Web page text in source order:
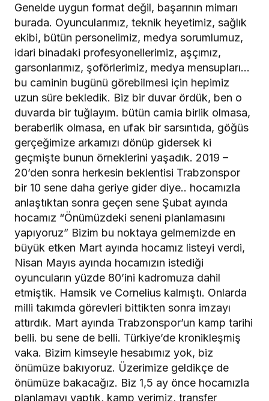
Genelde uygun format değil, başarının mimarı
burada. Oyuncularımız, teknik heyetimiz, sağlık
ekibi, bütün personelimiz, medya sorumlumuz,
idari binadaki profesyonellerimiz, aşçımız,
garsonlarımız, şoförlerimiz, medya mensupları…
bu caminin bugünü görebilmesi için hepimiz
uzun süre bekledik. Biz bir duvar ördük, ben o
duvarda bir tuğlayım. bütün camia birlik olmasa,
beraberlik olmasa, en ufak bir sarsıntıda, göğüs
gerçeğimize arkamızı dönüp gidersek ki
geçmişte bunun örneklerini yaşadık. 2019 –
20’den sonra herkesin beklentisi Trabzonspor
bir 10 sene daha geriye gider diye.. hocamızla
anlaştıktan sonra geçen sene Şubat ayında
hocamız “Önümüzdeki seneni planlamasını
yapıyoruz” Bizim bu noktaya gelmemizde en
büyük etken Mart ayında hocamız listeyi verdi,
Nisan Mayıs ayında hocamızın istediği
oyuncuların yüzde 80’ini kadromuza dahil
etmiştik. Hamsik ve Cornelius kalmıştı. Onlarda
milli takımda görevleri bittikten sonra imzayı
attırdık. Mart ayında Trabzonspor’un kamp tarihi
belli. bu sene de belli. Türkiye’de kronikleşmiş
vaka. Bizim kimseyle hesabımız yok, biz
önümüze bakıyoruz. Üzerimize geldikçe de
önümüze bakacağız. Biz 1,5 ay önce hocamızla
planlamayı yaptık, kamp yerimiz, transfer